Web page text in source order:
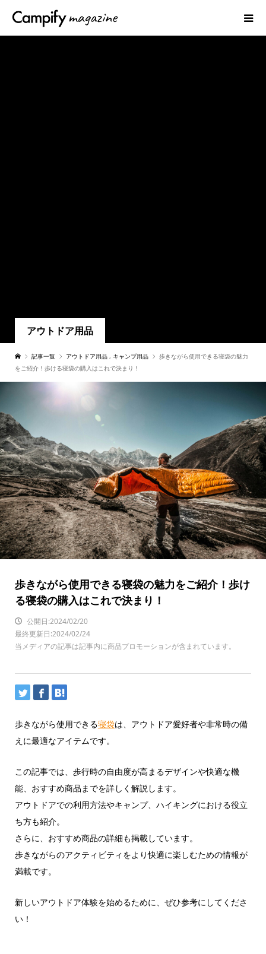
アウトドア用品
記事一覧 アウトドア用品 , キャンプ用品
歩きながら使用できる寝袋の魅力
をご紹介！歩ける寝袋の購入はこれで決まり！
歩きながら使用できる寝袋の魅力をご紹介！歩け
る寝袋の購入はこれで決まり！
公開日:2024/02/20
最終更新日:2024/02/24
当メディアの記事は記事内に商品プロモーションが含まれています。
歩きながら使用できる寝袋は、アウトドア愛好者や非常時の備
えに最適なアイテムです。
この記事では、歩行時の自由度が高まるデザインや快適な機
能、おすすめ商品までを詳しく解説します。
アウトドアでの利用方法やキャンプ、ハイキングにおける役立
ち方も紹介。
さらに、おすすめ商品の詳細も掲載しています。
歩きながらのアクティビティをより快適に楽しむための情報が
満載です。
新しいアウトドア体験を始めるために、ぜひ参考にしてくださ
い！